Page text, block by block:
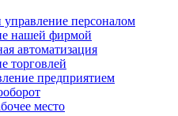
управление персоналом
нашей фирмой
автоматизация
торговлей
предприятием
место